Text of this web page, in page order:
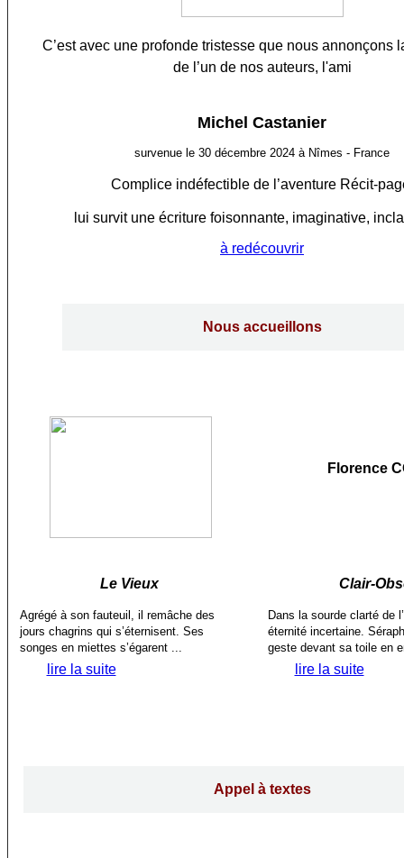
C’est avec une profonde tristesse que nous annonçons
de l’un de nos auteurs, l'ami
Michel Castanier
survenue le 30 décembre 2024 à Nîmes - France
Complice indéfectible de l’aventure Récit-
lui survit une écriture foisonnante, imaginative,
à redécouvrir
Nous accueillons
Florence
Le Vieux
Agrégé à son fauteuil, il remâche des
jours chagrins qui s’éternisent. Ses
songes en miettes s’égarent ...
lire la suite
Clair-
Dans la sourde clarté de
éternité incertaine.
geste devant sa toile en
lire la suite
Appel à textes